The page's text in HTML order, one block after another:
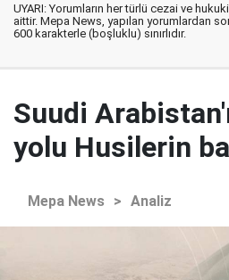
UYARI: Yorumların her türlü cezai ve
aittir. Mepa News, yapılan yorumlardan
600 karakterle (boşluklu) sınırlıdır.
Suudi
yolu Husilerin
Mepa News > Analiz